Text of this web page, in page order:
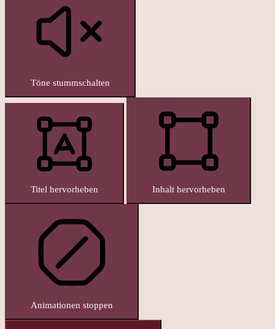
Töne stummschalten
Titel hervorheben Inhalt hervorheben
Animationen stoppen